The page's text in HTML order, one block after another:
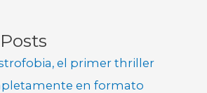
el primer thriller
en formato